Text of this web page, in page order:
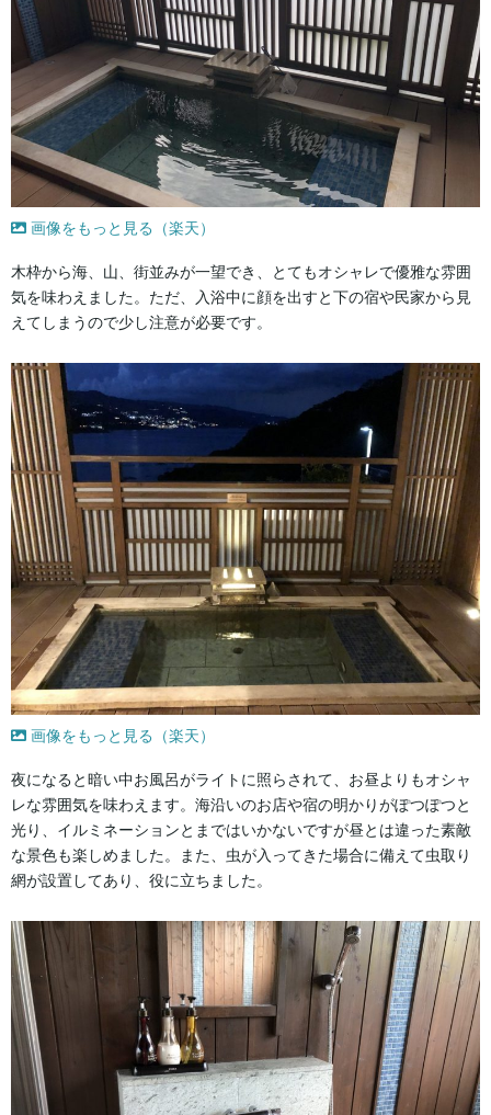
画像をもっと見る（楽天）
木枠から海、山、街並みが一望でき、とてもオシャレで優雅な雰囲
気を味わえました。ただ、入浴中に顔を出すと下の宿や民家から見
えてしまうので少し注意が必要です。
画像をもっと見る（楽天）
夜になると暗い中お風呂がライトに照らされて、お昼よりもオシャ
レな雰囲気を味わえます。海沿いのお店や宿の明かりがぽつぽつと
光り、イルミネーションとまではいかないですが昼とは違った素敵
な景色も楽しめました。また、虫が入ってきた場合に備えて虫取り
網が設置してあり、役に立ちました。